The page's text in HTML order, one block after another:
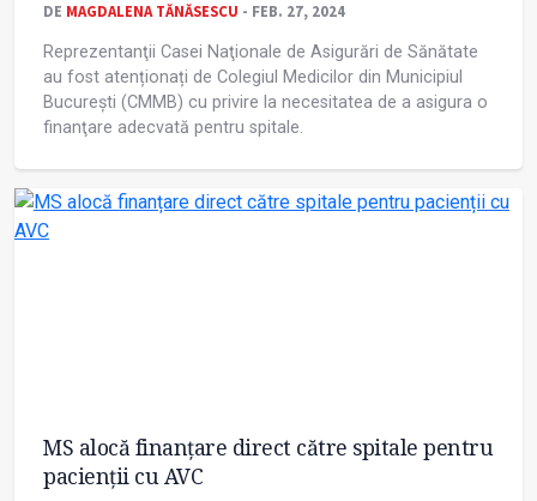
DE MAGDALENA TĂNĂSESCU - FEB. 27, 2024
Reprezentanţii Casei Naţionale de Asigurări de Sănătate
au fost atenționați de Colegiul Medicilor din Municipiul
Bucureşti (CMMB) cu privire la necesitatea de a asigura o
finanţare adecvată pentru spitale.
MS alocă finanțare direct către spitale pentru
pacienții cu AVC